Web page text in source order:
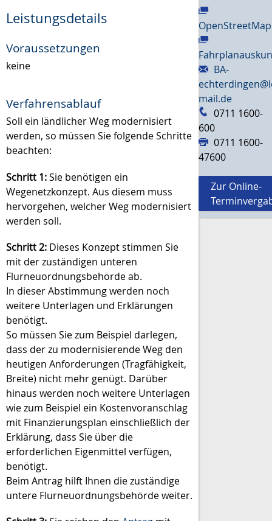
Leistungsdetails
Voraussetzungen
keine
Verfahrensablauf
Soll ein ländlicher Weg modernisiert
werden, so müssen Sie folgende Schritte
beachten:
Schritt 1:Sie benötigen ein
Wegenetzkonzept. Aus diesem muss
hervorgehen, welcher Weg modernisiert
werden soll.
Schritt 2: Dieses Konzept stimmen Sie
mit der zuständigen unteren
Flurneuordnungsbehörde ab.
In dieser Abstimmung werden noch
weitere Unterlagen und Erklärungen
benötigt.
So müssen Sie zum Beispiel darlegen,
dass der zu modernisierende Weg den
heutigen Anforderungen (Tragfähigkeit,
Breite) nicht mehr genügt. Darüber
hinaus werden noch weitere Unterlagen
wie zum Beispiel ein Kostenvoranschlag
mit Finanzierungsplan einschließlich der
Erklärung, dass Sie über die
erforderlichen Eigenmittel verfügen,
benötigt.
Beim Antrag hilft Ihnen die zuständige
untere Flurneuordnungsbehörde weiter.
OpenStreetMap
BA-
mail.de
0711 1600-
600
0711 1600-
47600
Zur Online-